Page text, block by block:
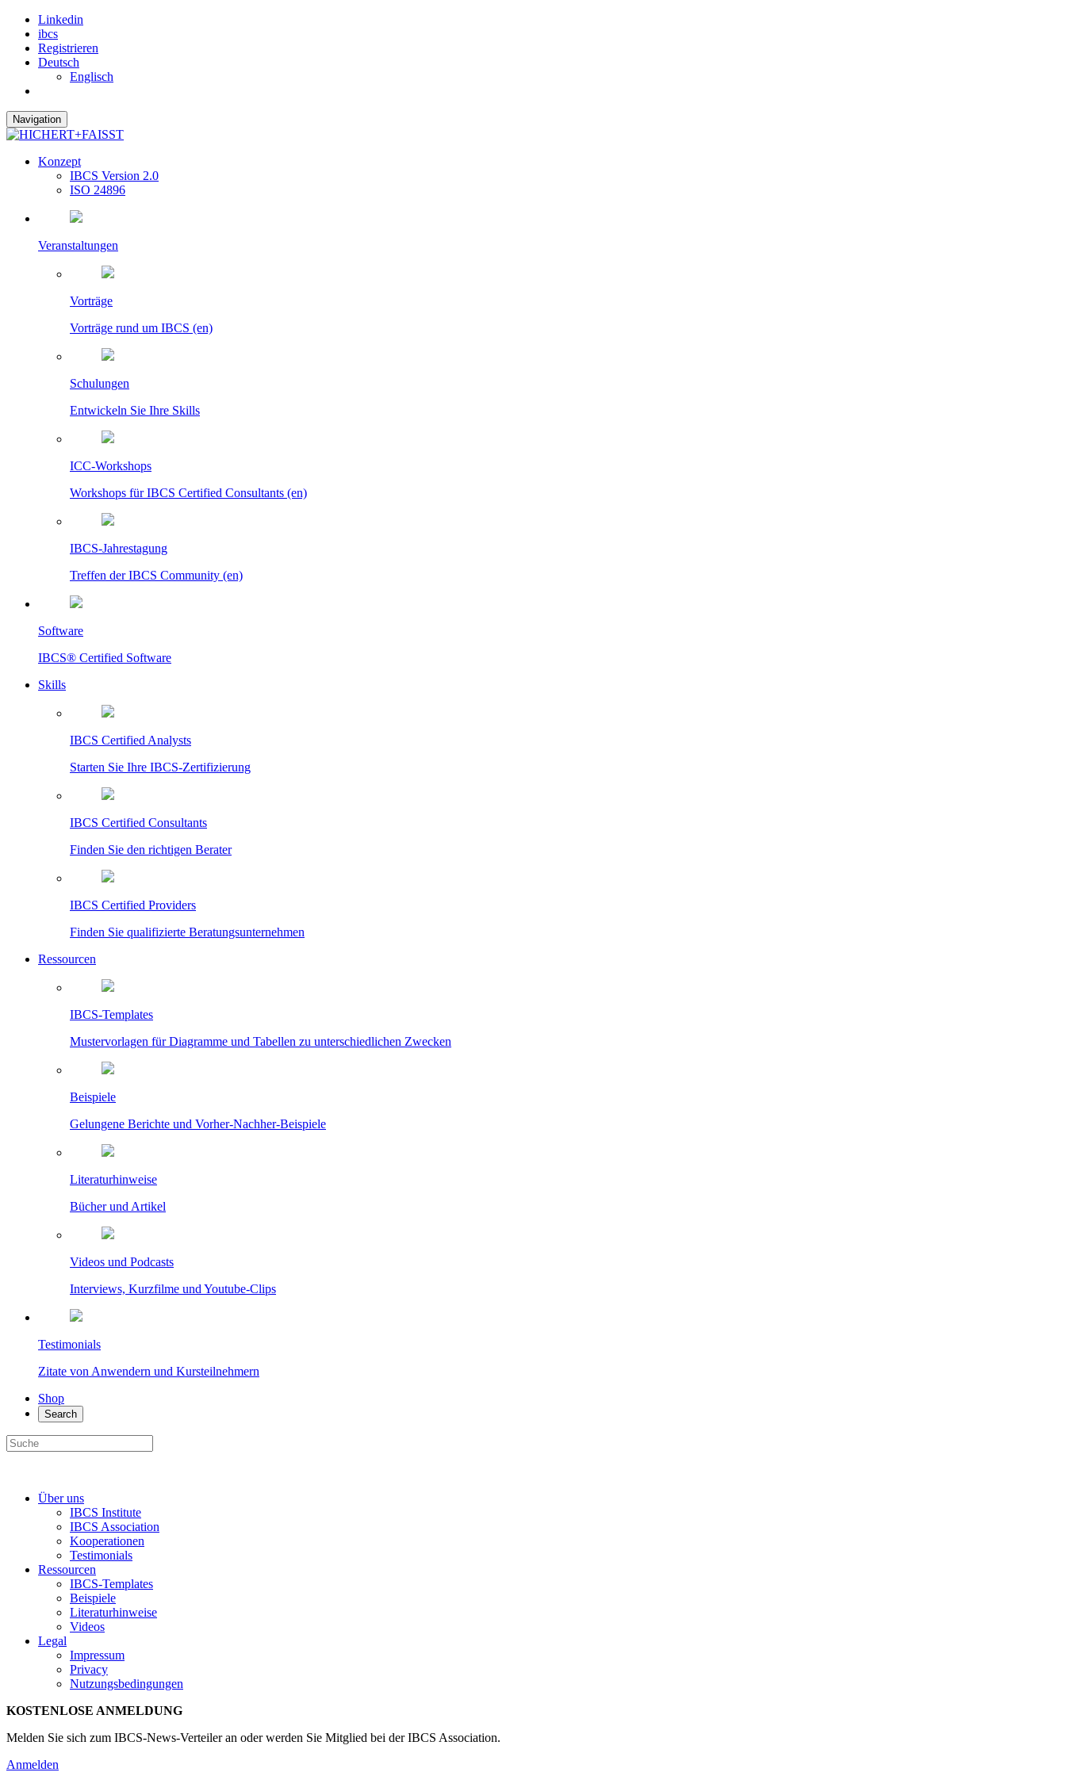
Linkedin
ibcs
Registrieren
Deutsch
Englisch
Navigation
Konzept
IBCS Version 2.0
ISO 24896
Veranstaltungen
Vorträge
Vorträge rund um IBCS (en)
Schulungen
Entwickeln Sie Ihre Skills
ICC-Workshops
Workshops für IBCS Certified Consultants (en)
IBCS-Jahrestagung
Treffen der IBCS Community (en)
Software
IBCS® Certified Software
Skills
IBCS Certified Analysts
Starten Sie Ihre IBCS-Zertifizierung
IBCS Certified Consultants
Finden Sie den richtigen Berater
IBCS Certified Providers
Finden Sie qualifizierte Beratungsunternehmen
Ressourcen
IBCS-Templates
Mustervorlagen für Diagramme und Tabellen zu unterschiedlichen Zwecken
Beispiele
Gelungene Berichte und Vorher-Nachher-Beispiele
Literaturhinweise
Bücher und Artikel
Videos und Podcasts
Interviews, Kurzfilme und Youtube-Clips
Testimonials
Zitate von Anwendern und Kursteilnehmern
Shop
Search
Über uns
IBCS Institute
IBCS Association
Kooperationen
Testimonials
Ressourcen
IBCS-Templates
Beispiele
Literaturhinweise
Videos
Legal
Impressum
Privacy
Nutzungsbedingungen
KOSTENLOSE ANMELDUNG
Melden Sie sich zum IBCS-News-Verteiler an oder werden Sie Mitglied bei der IBCS Association.
Anmelden